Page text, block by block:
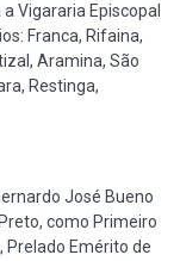
Vigararia Episcopal
Franca, Rifaina,
Aramina, São
Restinga,
José Bueno
como Primeiro
Prelado Emérito de